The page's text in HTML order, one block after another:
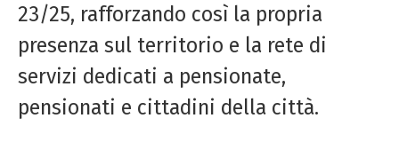
23/25, rafforzando così la propria
presenza sul territorio e la rete di
servizi dedicati a pensionate,
pensionati e cittadini della città.